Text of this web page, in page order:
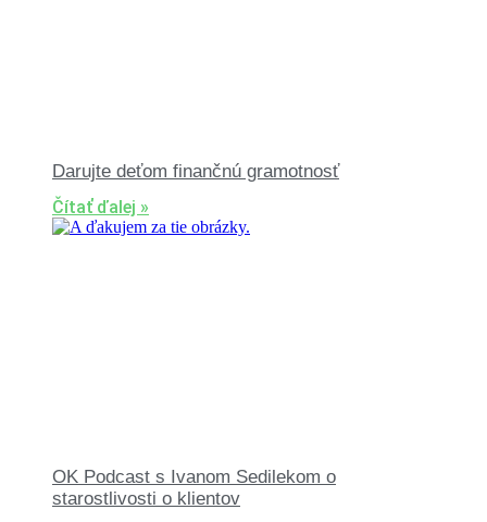
Darujte deťom finančnú gramotnosť
Čítať ďalej »
OK Podcast s Ivanom Sedilekom o
starostlivosti o klientov